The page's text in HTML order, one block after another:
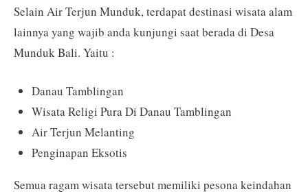
Selain Air Terjun Munduk, terdapat destinasi wisata alam
lainnya yang wajib anda kunjungi saat berada di Desa
Munduk Bali. Yaitu :
Danau Tamblingan
Wisata Religi Pura Di Danau Tamblingan
Air Terjun Melanting
Penginapan Eksotis
Semua ragam wisata tersebut memiliki pesona keindahan